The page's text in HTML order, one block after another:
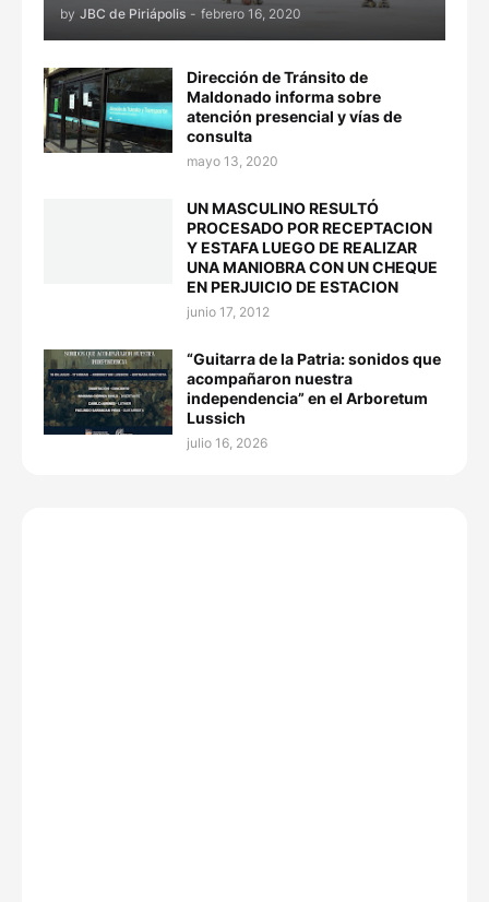
by JBC de Piriápolis - febrero 16, 2020
Dirección de Tránsito de
Maldonado informa sobre
atención presencial y vías de
consulta
mayo 13, 2020
UN MASCULINO RESULTÓ
PROCESADO POR RECEPTACION
Y ESTAFA LUEGO DE REALIZAR
UNA MANIOBRA CON UN CHEQUE
EN PERJUICIO DE ESTACION
junio 17, 2012
“Guitarra de la Patria: sonidos que
acompañaron nuestra
independencia” en el Arboretum
Lussich
julio 16, 2026